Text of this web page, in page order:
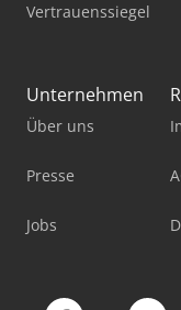
Kärcher Mic 70
Renner Reko H
Renner Riko 700/
Tennant 800
Vertrauenssiegel
Unternehmen
Über uns
Presse
Jobs